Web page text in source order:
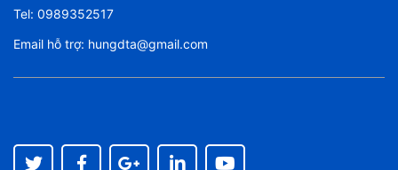
Tel: 0989352517
Email hỗ trợ: hungdta@gmail.com